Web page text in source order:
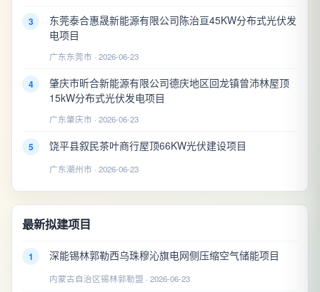
3
东莞泰合惠晟新能源有限公司陈治亘45KW分布式光伏发
电项目
广东东莞市 · 2026-06-23
4
肇庆市昕合新能源有限公司德庆地区回龙镇曾沛林屋顶
15kW分布式光伏发电项目
广东肇庆市 · 2026-06-23
5 饶平县叙民茶叶商行屋顶66KW光伏建设项目
广东潮州市 · 2026-06-23
最新拟建项目
1 深能锡林郭勒西乌珠穆沁旗电网侧压缩空气储能项目
内蒙古自治区锡林郭勒盟 · 2026-06-23